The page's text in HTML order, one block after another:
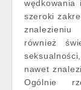
szeroki
również
nawet
Ogólnie